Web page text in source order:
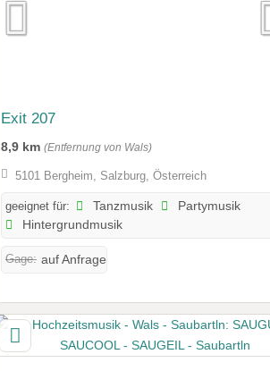
Exit 207
8,9 km (Entfernung von Wals)
5101 Bergheim, Salzburg, Österreich
geeignet für: Tanzmusik
Partymusik
Hintergrundmusik
Gage: auf Anfrage